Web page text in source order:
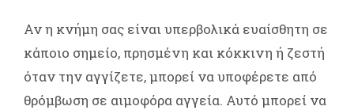
Αν η κνήμη σας είναι υπερβολικά ευαίσθητη σε
κάποιο σημείο, πρησμένη και κόκκινη ή ζεστή
όταν την αγγίζετε, μπορεί να υποφέρετε από
θρόμβωση σε αιμοφόρα αγγεία. Αυτό μπορεί να